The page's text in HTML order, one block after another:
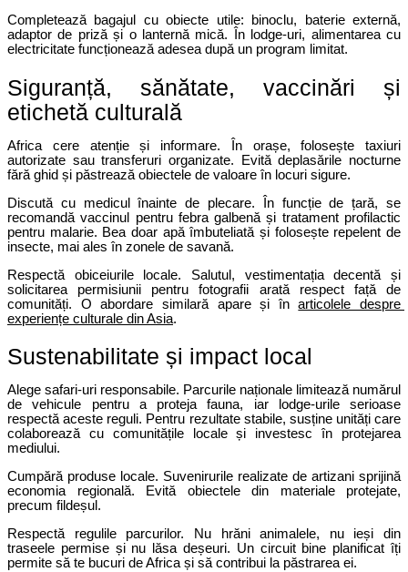
Completează bagajul cu obiecte utile: binoclu, baterie externă,
adaptor de priză și o lanternă mică. În lodge-uri, alimentarea cu
electricitate funcționează adesea după un program limitat.
Siguranță, sănătate, vaccinări și
etichetă culturală
Africa cere atenție și informare. În orașe, folosește taxiuri
autorizate sau transferuri organizate. Evită deplasările nocturne
fără ghid și păstrează obiectele de valoare în locuri sigure.
Discută cu medicul înainte de plecare. În funcție de țară, se
recomandă vaccinul pentru febra galbenă și tratament profilactic
pentru malarie. Bea doar apă îmbuteliată și folosește repelent de
insecte, mai ales în zonele de savană.
Respectă obiceiurile locale. Salutul, vestimentația decentă și
solicitarea permisiunii pentru fotografii arată respect față de
comunități. O abordare similară apare și în articolele despre
experiențe culturale din Asia.
Sustenabilitate și impact local
Alege safari-uri responsabile. Parcurile naționale limitează numărul
de vehicule pentru a proteja fauna, iar lodge-urile serioase
respectă aceste reguli. Pentru rezultate stabile, susține unități care
colaborează cu comunitățile locale și investesc în protejarea
mediului.
Cumpără produse locale. Suvenirurile realizate de artizani sprijină
economia regională. Evită obiectele din materiale protejate,
precum fildeșul.
Respectă regulile parcurilor. Nu hrăni animalele, nu ieși din
traseele permise și nu lăsa deșeuri. Un circuit bine planificat îți
permite să te bucuri de Africa și să contribui la păstrarea ei.